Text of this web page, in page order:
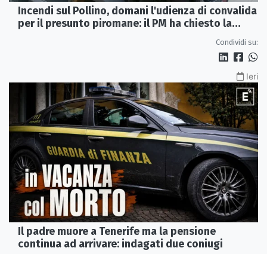
Incendi sul Pollino, domani l'udienza di convalida
per il presunto piromane: il PM ha chiesto la
Condividi su:
Ieri
Il padre muore a Tenerife ma la pensione
continua ad arrivare: indagati due coniugi